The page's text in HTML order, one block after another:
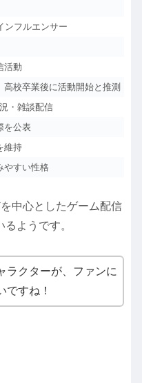
ンフルエンサー
活動
高校卒業後に活動開始と推測
・雑談配信
を公表
維持
やすい性格
中心としたゲーム配信
ようです。
ラクターが、ファンに
ですね！